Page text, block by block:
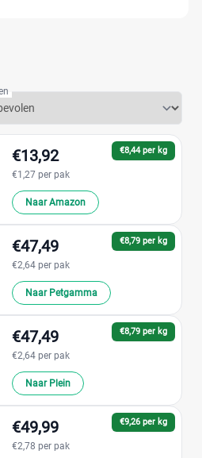
€8,44 per kg
€13,92
€1,27 per pak
Naar Amazon
€8,79 per kg
€47,49
€2,64 per pak
Naar Petgamma
€8,79 per kg
€47,49
€2,64 per pak
Naar Plein
€9,26 per kg
€49,99
€2,78 per pak